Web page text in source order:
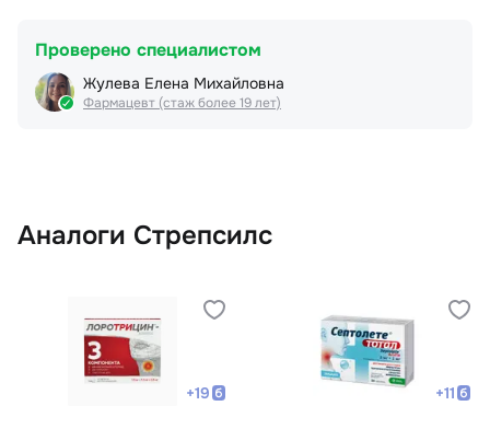
Проверено специалистом
Жулева Елена Михайловна
Фармацевт (стаж более 19 лет)
Аналоги Стрепсилс
+19 +11